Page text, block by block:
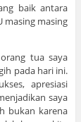
baik antara
masing masing
tua saya
pada hari ini.
apresiasi
saya
bukan karena